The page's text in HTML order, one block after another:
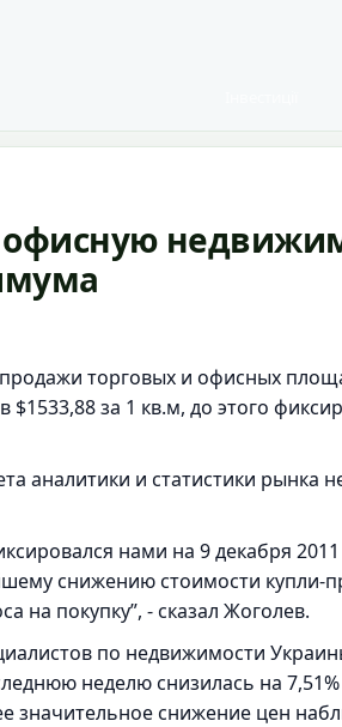
торговых и офисных
за 1 кв.м, до этого
аналитики и статистики
нами на 9 декабря
снижению стоимости
на покупку”, - сказал Жоголев.
по недвижимости
неделю снизилась на
значительное снижение цен